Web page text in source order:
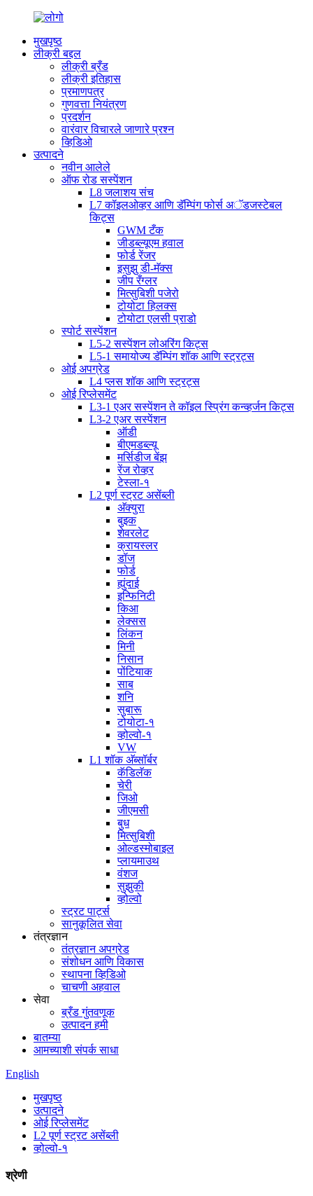
मुखपृष्ठ
लीक्री बद्दल
लीक्री ब्रँड
लीक्री इतिहास
प्रमाणपत्र
गुणवत्ता नियंत्रण
प्रदर्शन
वारंवार विचारले जाणारे प्रश्न
व्हिडिओ
उत्पादने
नवीन आलेले
ऑफ रोड सस्पेंशन
L8 जलाशय संच
L7 कॉइलओव्हर आणि डॅम्पिंग फोर्स अॅडजस्टेबल
किट्स
GWM टँक
जीडब्ल्यूएम हवाल
फोर्ड रेंजर
इसुझु डी-मॅक्स
जीप रँग्लर
मित्सुबिशी पजेरो
टोयोटा हिलक्स
टोयोटा एलसी प्राडो
स्पोर्ट सस्पेंशन
L5-2 सस्पेंशन लोअरिंग किट्स
L5-1 समायोज्य डॅम्पिंग शॉक आणि स्ट्रट्स
ओई अपग्रेड
L4 प्लस शॉक आणि स्ट्रट्स
ओई रिप्लेसमेंट
L3-1 एअर सस्पेंशन ते कॉइल स्प्रिंग कन्व्हर्जन किट्स
L3-2 एअर सस्पेंशन
ऑडी
बीएमडब्ल्यू
मर्सिडीज बेंझ
रेंज रोव्हर
टेस्ला-१
L2 पूर्ण स्ट्रट असेंब्ली
अ‍ॅक्युरा
बुइक
शेवरलेट
क्रायस्लर
डॉज
फोर्ड
ह्युंदाई
इन्फिनिटी
किआ
लेक्सस
लिंकन
मिनी
निसान
पोंटियाक
साब
शनि
सुबारू
टोयोटा-१
व्होल्वो-१
VW
L1 शॉक अ‍ॅब्सॉर्बर
कॅडिलॅक
चेरी
जिओ
जीएमसी
बुध
मित्सुबिशी
ओल्डस्मोबाइल
प्लायमाउथ
वंशज
सुझुकी
व्होल्वो
स्ट्रट पार्ट्स
सानुकूलित सेवा
तंत्रज्ञान
तंत्रज्ञान अपग्रेड
संशोधन आणि विकास
स्थापना व्हिडिओ
चाचणी अहवाल
सेवा
ब्रँड गुंतवणूक
उत्पादन हमी
बातम्या
आमच्याशी संपर्क साधा
English
मुखपृष्ठ
उत्पादने
ओई रिप्लेसमेंट
L2 पूर्ण स्ट्रट असेंब्ली
व्होल्वो-१
श्रेणी